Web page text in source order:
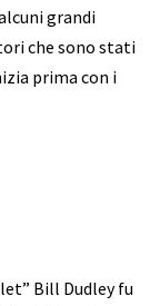
grandi
che sono stati
prima con i
Bill Dudley fu